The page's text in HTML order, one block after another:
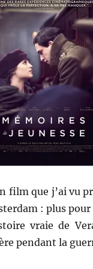
film que j’ai vu
: plus
vraie de
pendant la